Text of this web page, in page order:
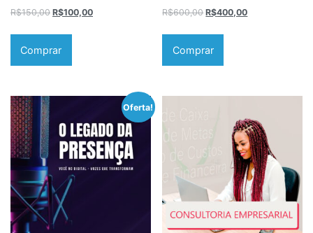
R$150,00 R$100,00
Comprar
R$600,00 R$400,00
Comprar
Oferta!